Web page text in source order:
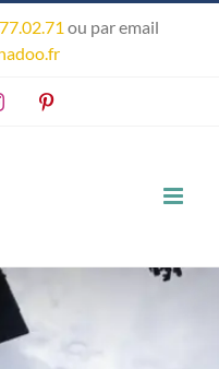
ou par email
Instagram